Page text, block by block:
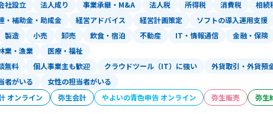
社設立
法人成り 事業承継・M&A 法人税 所得税 消費税 相続
・補助金・助成金
経営アドバイス 経営計画策定 ソフトの導入運用支援
製造 小売 卸売 飲食・宿泊 不動産 IT・情報通信 金融・保険
業・漁業
医療・福祉
無料 個人事業主も歓迎 クラウドツール（IT）に強い 外貨取引・外貨預
者がいる
女性の担当者がいる
オンライン 弥生会計 やよいの青色申告 オンライン 弥生販売 弥生